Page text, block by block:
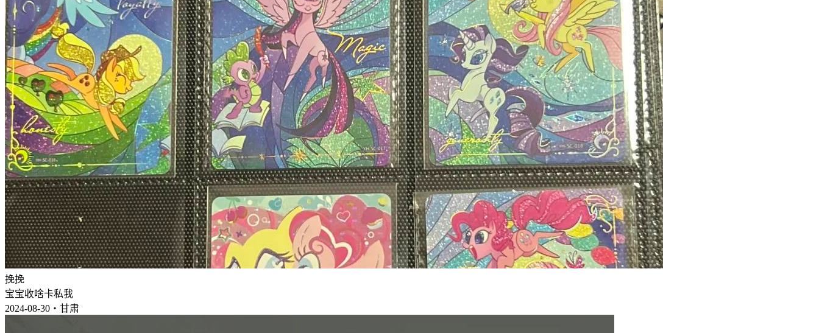
挽挽
宝宝收啥卡私我
2024-08-30・甘肃